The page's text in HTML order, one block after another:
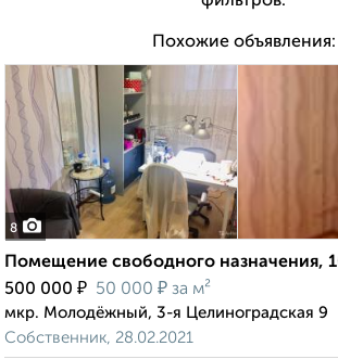
Похожие объявления:
8
Помещение свободного назначения,
500 000 ₽ 50 000 ₽ за м²
мкр. Молодёжный, 3-я Целиноградская 9
Собственник, 28.02.2021